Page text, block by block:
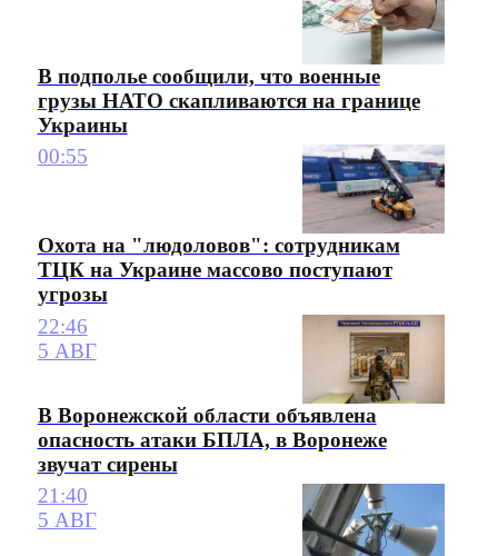
В подполье сообщили, что военные
грузы НАТО скапливаются на границе
Украины
00:55
Охота на "людоловов": сотрудникам
ТЦК на Украине массово поступают
угрозы
22:46
5 АВГ
В Воронежской области объявлена
опасность атаки БПЛА, в Воронеже
звучат сирены
21:40
5 АВГ